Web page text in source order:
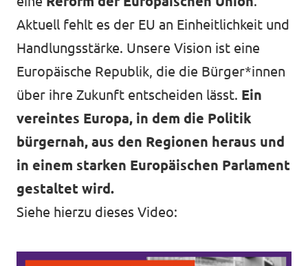
Impressum
Aktuell fehlt es der EU an Einheitlichkeit und
Handlungsstärke. Unsere Vision ist eine
Europäische Republik, die die Bürger*innen
über ihre Zukunft entscheiden lässt. Ein
vereintes Europa, in dem die Politik
bürgernah, aus den Regionen heraus und
in einem starken Europäischen Parlament
gestaltet wird.
Siehe hierzu dieses Video: